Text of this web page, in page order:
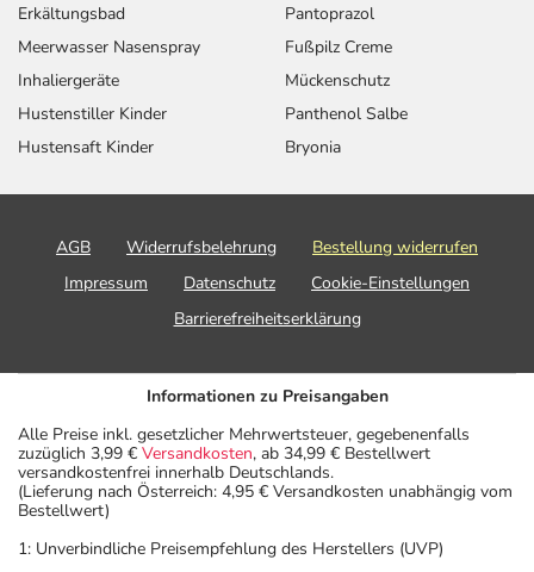
Erkältungsbad
Meerwasser Nasenspray
Inhaliergeräte
Hustenstiller Kinder
Hustensaft Kinder
Pantoprazol
Fußpilz Creme
Mückenschutz
Panthenol Salbe
Bryonia
AGB Widerrufsbelehrung
Bestellung widerrufen
Impressum
Datenschutz
Cookie-Einstellungen
Barrierefreiheitserklärung
Informationen zu Preisangaben
Alle Preise inkl. gesetzlicher Mehrwertsteuer, gegebenenfalls
zuzüglich 3,99 € Versandkosten, ab 34,99 € Bestellwert
versandkostenfrei innerhalb Deutschlands.
(Lieferung nach Österreich: 4,95 € Versandkosten unabhängig vom
Bestellwert)
1: Unverbindliche Preisempfehlung des Herstellers (UVP)